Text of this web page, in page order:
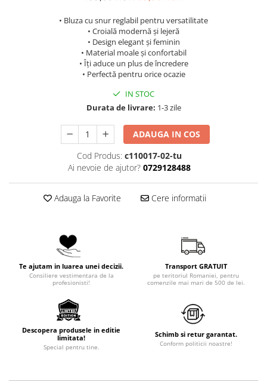
• Bluza cu snur reglabil pentru versatilitate
• Croială modernă și lejeră
• Design elegant și feminin
• Material moale și confortabil
• Îți aduce un plus de încredere
• Perfectă pentru orice ocazie
IN STOC
Durata de livrare: 1-3 zile
ADAUGA IN COS
Cod Produs: c110017-02-tu
Ai nevoie de ajutor? 0729128488
Adauga la Favorite Cere informatii
Te ajutam in luarea unei decizii.
Consiliere vestimentara de la
profesionisti!
Transport GRATUIT
pe teritoriul Romaniei, pentru
comenzile mai mari de 500 de lei.
Descopera produsele in editie
limitata!
Special pentru tine.
Schimb si retur garantat.
Conform politicii noastre!